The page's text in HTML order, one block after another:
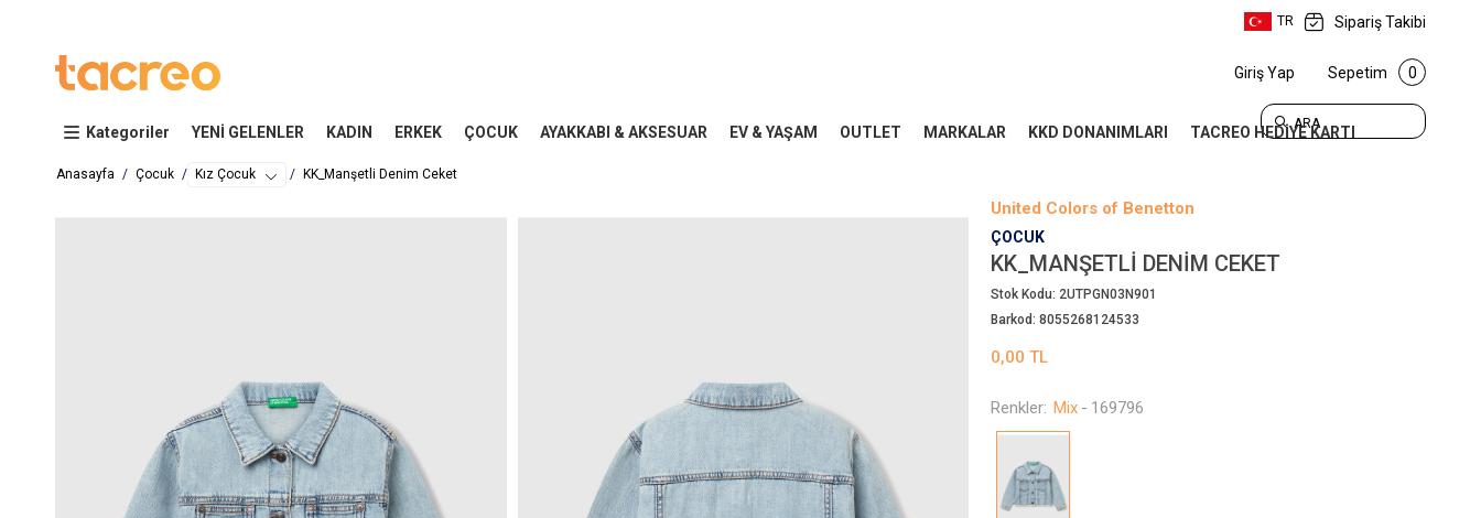
TR Sipariş Takibi
ARA
Giriş Yap Sepetim 0
Kategoriler YENİ GELENLER KADIN ERKEK ÇOCUK AYAKKABI & AKSESUAR EV & YAŞAM OUTLET MARKALAR KKD DONANIMLARI TACREO HEDİYE KARTI
KK_Manşetli Denim Ceket
Kız Çocuk
Çocuk
Anasayfa
United Colors of Benetton
ÇOCUK
KK_MANŞETLI DENIM CEKET
Stok Kodu: 2UTPGN03N901
Barkod:8055268124533
0,00TL
Renkler: Mix - 169796